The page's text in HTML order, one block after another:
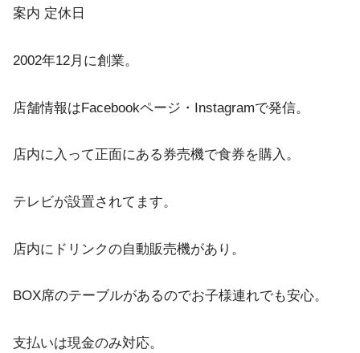
2002年12月に創業。
店舗情報はFacebookページ・Instagramで発信。
店内に入って正面にある券売機で食券を購入。
テレビが設置されてます。
店内にドリンクの自動販売機があり。
BOX席のテーブルがあるのでお子様連れでも安心。
支払いは現金のみ対応。